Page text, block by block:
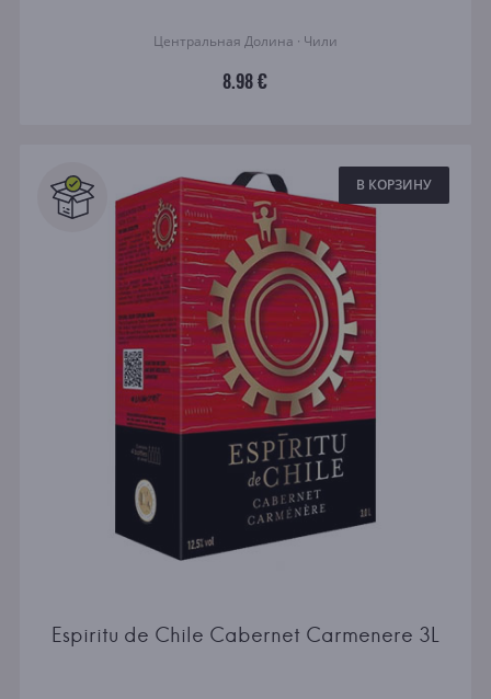
Центральная Долина · Чили
8.98 €
В КОРЗИНУ
Espiritu de Chile Cabernet Carmenere 3L